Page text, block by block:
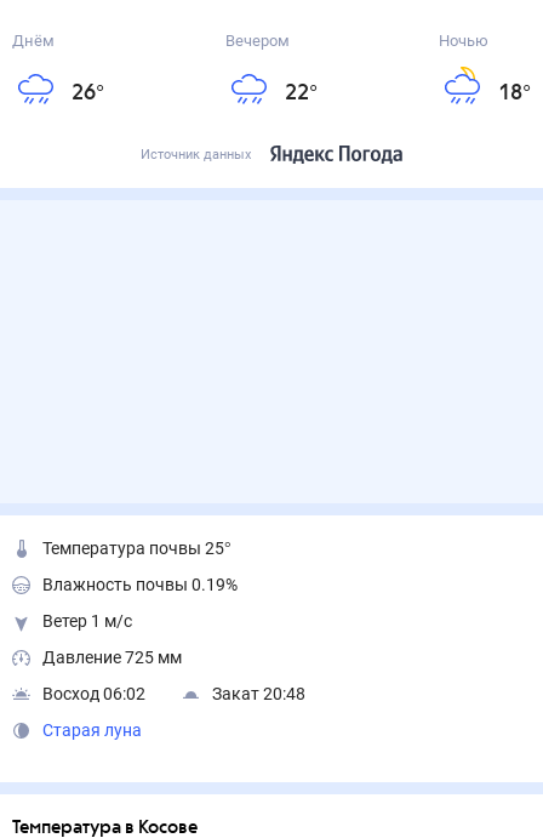
Днём
26°
Вечером
22°
Ночью
18°
Источник данных
Температура почвы 25°
Влажность почвы 0.19%
Ветер 1 м/с
Давление 725 мм
Восход 06:02
Закат 20:48
Старая луна
Температура в Косове